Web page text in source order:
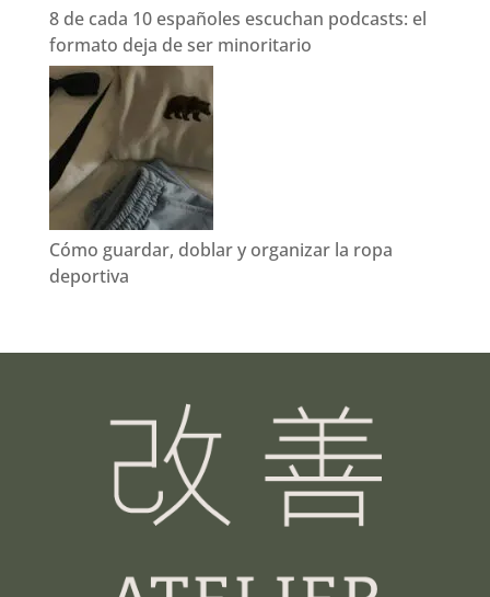
8 de cada 10 españoles escuchan podcasts: el
formato deja de ser minoritario
Cómo guardar, doblar y organizar la ropa
deportiva